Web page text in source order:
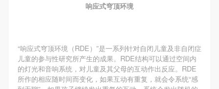
响应式穹顶环境
“响应式穹顶环境（RDE）”是一系列针对自闭儿童及非自闭症
儿童的参与性研究所产生的成果。RDE结构可以通过空间内
的灯光和音响系统，对儿童及其父母的互动作出反应。RDE
所作的相应随时间而变化，如果互动有重复，就会令系统“感